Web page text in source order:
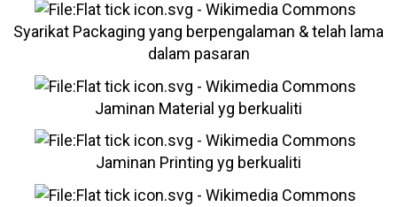
Syarikat Packaging yang berpengalaman & telah lama
dalam pasaran
Jaminan Material yg berkualiti
Jaminan Printing yg berkualiti